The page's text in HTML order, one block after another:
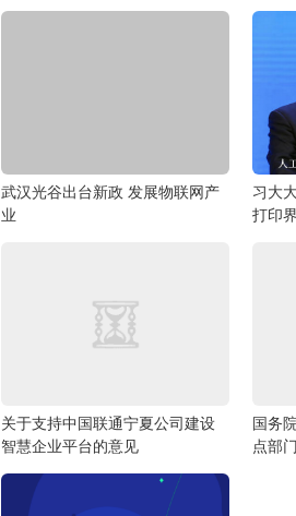
武汉光谷出台新政 发展物联网产
业
习大
打印
关于支持中国联通宁夏公司建设
智慧企业平台的意见
国务
点部